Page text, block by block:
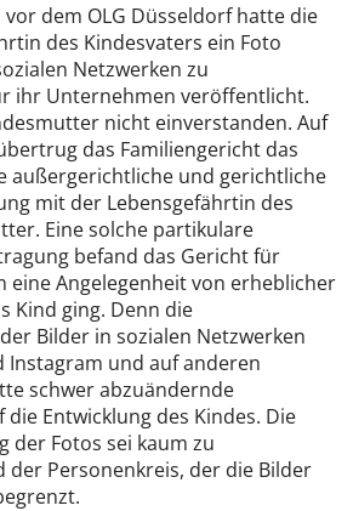
dem OLG Düsseldorf hatte die
des Kindesvaters ein Foto
Netzwerken zu
ihr Unternehmen veröffentlicht.
nicht einverstanden. Auf
das Familiengericht das
außergerichtliche und gerichtliche
mit der Lebensgefährtin des
Eine solche partikulare
befand das Gericht für
eine Angelegenheit von erheblicher
Kind ging. Denn die
Bilder in sozialen Netzwerken
Instagram und auf anderen
schwer abzuändernde
Entwicklung des Kindes. Die
der Fotos sei kaum zu
Personenkreis, der die Bilder